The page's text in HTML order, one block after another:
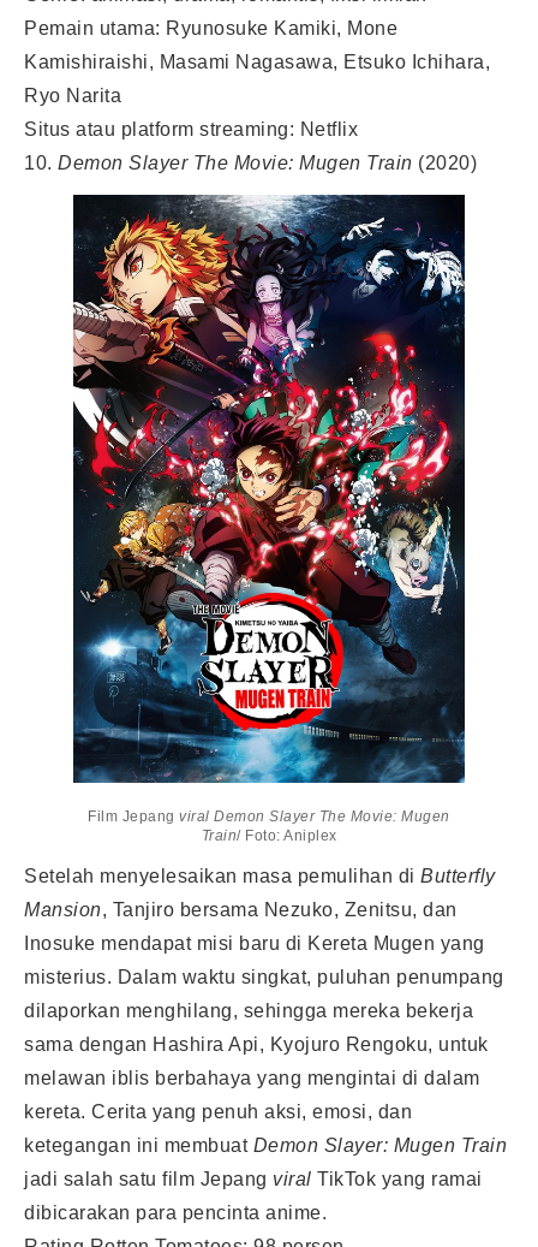
Pemain utama: Ryunosuke Kamiki, Mone
Kamishiraishi, Masami Nagasawa, Etsuko Ichihara,
Ryo Narita
Situs atau platform streaming: Netflix
10. Demon Slayer The Movie: Mugen Train (2020)
Film Jepangviral Demon Slayer The Movie: Mugen
Train/ Foto: Aniplex
Setelah menyelesaikan masa pemulihan di Butterfly
Mansion, Tanjiro bersama Nezuko, Zenitsu, dan
Inosuke mendapat misi baru di Kereta Mugen yang
misterius. Dalam waktu singkat, puluhan penumpang
dilaporkan menghilang, sehingga mereka bekerja
sama dengan Hashira Api, Kyojuro Rengoku, untuk
melawan iblis berbahaya yang mengintai di dalam
kereta. Cerita yang penuh aksi, emosi, dan
ketegangan ini membuat Demon Slayer: Mugen Train
jadi salah satu film Jepang viral TikTok yang ramai
dibicarakan para pencinta anime.